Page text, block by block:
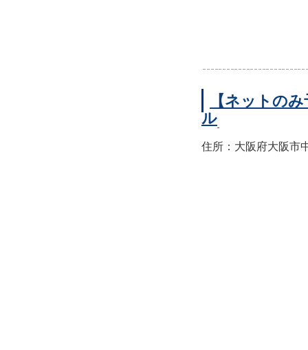
【ネットの
ル
住所：大阪府大阪市